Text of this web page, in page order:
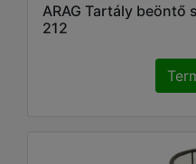
ARAG Tartály beöntő
212